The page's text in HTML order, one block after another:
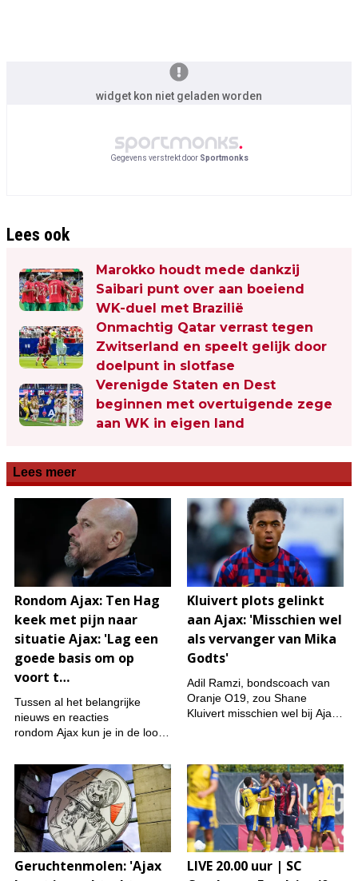
widget kon niet geladen worden
Gegevens verstrekt door Sportmonks
Lees ook
Marokko houdt mede dankzij
Saibari punt over aan boeiend
WK-duel met Brazilië
Onmachtig Qatar verrast tegen
Zwitserland en speelt gelijk door
doelpunt in slotfase
Verenigde Staten en Dest
beginnen met overtuigende zege
aan WK in eigen land